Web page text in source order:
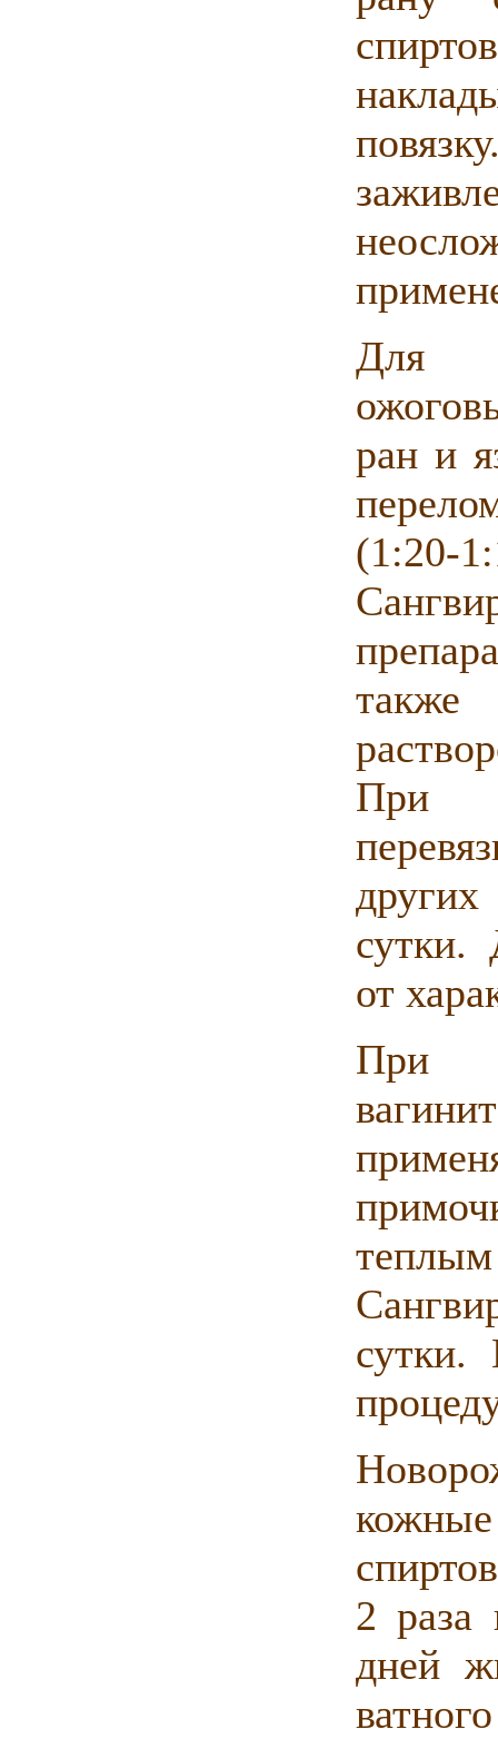
Для
ран и
При
сутки.
от
При
сутки.
2 раза
дней